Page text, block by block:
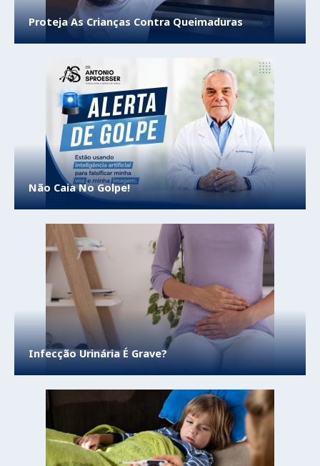
Proteja As Crianças Contra Queimaduras
Não Caia No Golpe!
Infecção Urinária É Grave?